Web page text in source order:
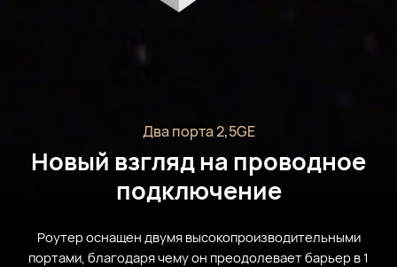
Два порта 2,5GE
Новый взгляд на проводное
подключение
Роутер оснащен двумя высокопроизводительными
портами, благодаря чему он преодолевает барьер в 1